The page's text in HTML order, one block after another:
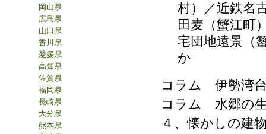
岡山県
広島県
山口県
香川県
愛媛県
高知県
佐賀県
福岡県
長崎県
大分県
熊本県
村）／近鉄名
田麦（蟹江町
宅団地遠景（
か
コラム 伊勢湾
コラム 水郷の
４、懐かしの建